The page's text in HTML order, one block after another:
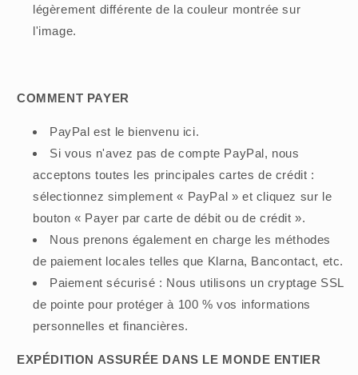
légèrement différente de la couleur montrée sur
l'image.
COMMENT PAYER
PayPal est le bienvenu ici.
Si vous n'avez pas de compte PayPal, nous
acceptons toutes les principales cartes de crédit :
sélectionnez simplement « PayPal » et cliquez sur le
bouton « Payer par carte de débit ou de crédit ».
Nous prenons également en charge les méthodes
de paiement locales telles que Klarna, Bancontact, etc.
Paiement sécurisé : Nous utilisons un cryptage SSL
de pointe pour protéger à 100 % vos informations
personnelles et financières.
EXPÉDITION ASSURÉE DANS LE MONDE ENTIER